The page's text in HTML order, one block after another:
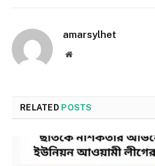
amarsylhet
Website
RELATED POSTS